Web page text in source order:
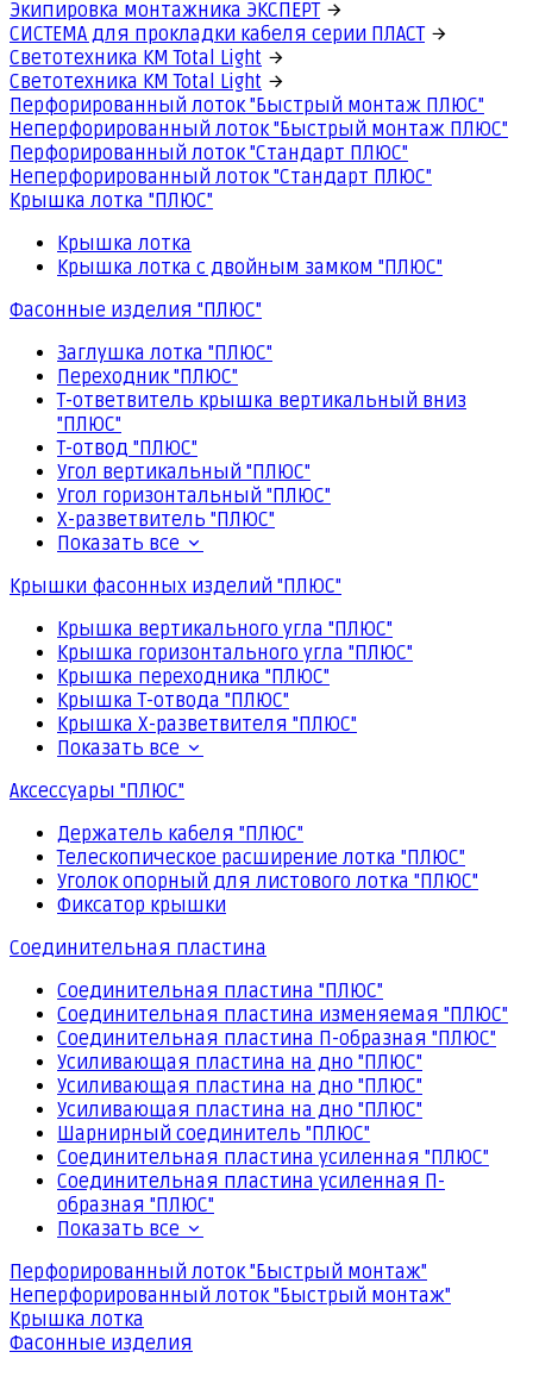
Экипировка монтажника ЭКСПЕРТ
СИСТЕМА для прокладки кабеля серии ПЛАСТ
Светотехника КМ Total Light
Светотехника КМ Total Light
Перфорированный лоток "Быстрый монтаж ПЛЮС"
Неперфорированный лоток "Быстрый монтаж ПЛЮС"
Перфорированный лоток "Стандарт ПЛЮС"
Неперфорированный лоток "Стандарт ПЛЮС"
Крышка лотка "ПЛЮС"
Крышка лотка
Крышка лотка с двойным замком "ПЛЮС"
Фасонные изделия "ПЛЮС"
Заглушка лотка "ПЛЮС"
Переходник "ПЛЮС"
Т-ответвитель крышка вертикальный вниз
"ПЛЮС"
Т-отвод "ПЛЮС"
Угол вертикальный "ПЛЮС"
Угол горизонтальный "ПЛЮС"
Х-разветвитель "ПЛЮС"
Показать все
Крышки фасонных изделий "ПЛЮС"
Крышка вертикального угла "ПЛЮС"
Крышка горизонтального угла "ПЛЮС"
Крышка переходника "ПЛЮС"
Крышка Т-отвода "ПЛЮС"
Крышка Х-разветвителя "ПЛЮС"
Показать все
Аксессуары "ПЛЮС"
Держатель кабеля "ПЛЮС"
Телескопическое расширение лотка "ПЛЮС"
Уголок опорный для листового лотка "ПЛЮС"
Фиксатор крышки
Соединительная пластина
Соединительная пластина "ПЛЮС"
Соединительная пластина изменяемая "ПЛЮС"
Соединительная пластина П-образная "ПЛЮС"
Усиливающая пластина на дно "ПЛЮС"
Усиливающая пластина на дно "ПЛЮС"
Усиливающая пластина на дно "ПЛЮС"
Шарнирный соединитель "ПЛЮС"
Соединительная пластина усиленная "ПЛЮС"
Соединительная пластина усиленная П-
образная "ПЛЮС"
Показать все
Перфорированный лоток "Быстрый монтаж"
Неперфорированный лоток "Быстрый монтаж"
Крышка лотка
Фасонные изделия